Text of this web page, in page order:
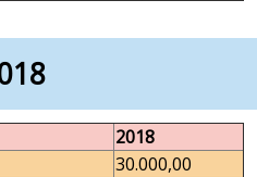
2018
30.000,00